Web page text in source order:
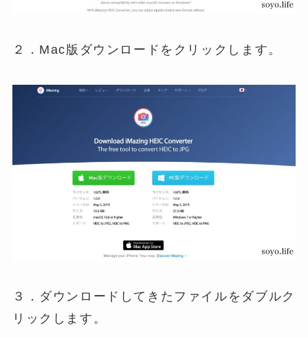
２．Mac版ダウンロードをクリックします。
３．ダウンロードしてきたファイルをダブルク
リックします。